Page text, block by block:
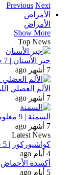
Previous Next
الأمراض
الأمراض
Show More
Top News
جير الأسنان | 7 حقائق عن الأعراض، الأسباب، والوقاية
7 أشهر ago
الألم العضلي الليفي | 9 عوامل خطر
7 أشهر ago
السمنة | 9 معلومات عن المضاعفات، الأسباب، والعلاج
7 أشهر ago
Latest News
كواشيوركور | 5 حقائق عن الأعراض، الأسباب، والعلاج
4 أيام ago
أكسدة الأحماض الدهنية | 7
5 أيام ago